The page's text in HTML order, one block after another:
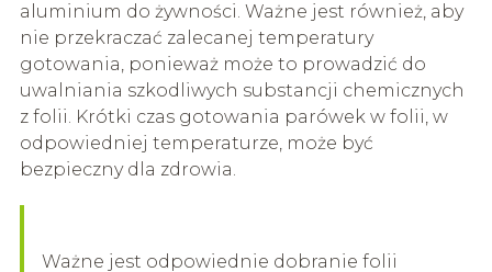
aluminium do żywności. Ważne jest również, aby
nie przekraczać zalecanej temperatury
gotowania, ponieważ może to prowadzić do
uwalniania szkodliwych substancji chemicznych
z folii. Krótki czas gotowania parówek w folii, w
odpowiedniej temperaturze, może być
bezpieczny dla zdrowia.
Ważne jest odpowiednie dobranie folii